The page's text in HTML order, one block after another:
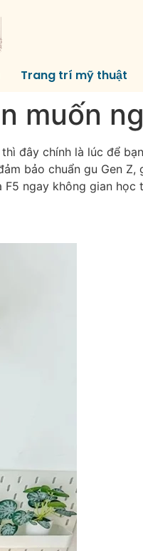
Trang trí mỹ thuật
muốn
đây chính là lúc để
bảo chuẩn gu Gen Z,
F5 ngay không gian học